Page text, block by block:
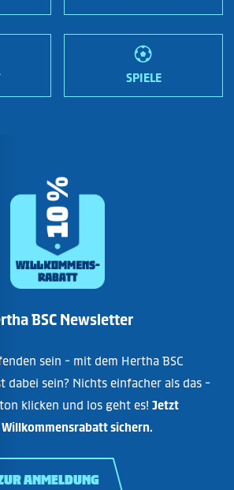
SPIELE
BSC Newsletter
sein - mit dem Hertha BSC
dabei sein? Nichts einfacher als das -
klicken und los geht es! Jetzt
sichern.
ANMELDUNG